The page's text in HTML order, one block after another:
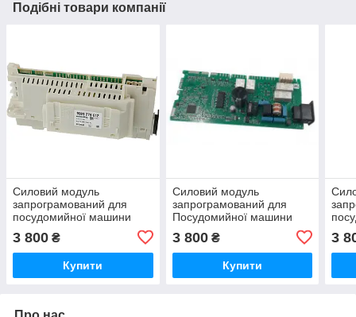
Подібні товари компанії
Силовий модуль
запрограмований для
посудомийної машини
3 800 ₴
Купити
Силовий модуль
запрограмований для
Посудомийної машини
3 800₴
Купити
3